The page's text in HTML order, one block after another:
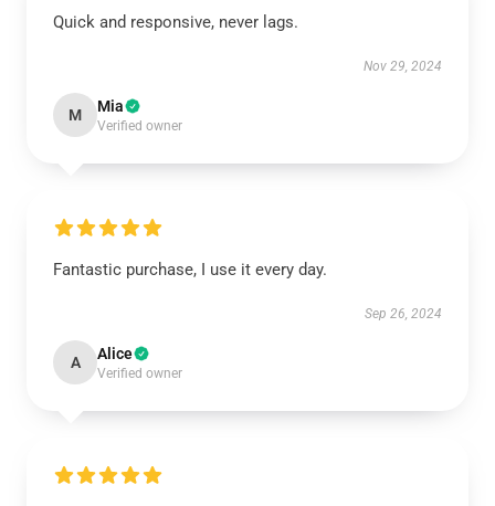
Quick and responsive, never lags.
Nov 29, 2024
M Mia
Verified owner
Fantastic purchase, I use it every day.
Sep 26, 2024
A Alice
Verified owner